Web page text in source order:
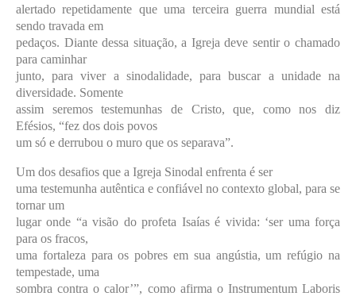
alertado repetidamente que uma terceira guerra mundial está
sendo travada em
pedaços. Diante dessa situação, a Igreja deve sentir o chamado
para caminhar
junto, para viver a sinodalidade, para buscar a unidade na
diversidade. Somente
assim seremos testemunhas de Cristo, que, como nos diz
Efésios, “fez dos dois povos
um só e derrubou o muro que os separava”.
Um dos desafios que a Igreja Sinodal enfrenta é ser
uma testemunha autêntica e confiável no contexto global, para se
tornar um
lugar onde “a visão do profeta Isaías é vivida: ‘ser uma força
para os fracos,
uma fortaleza para os pobres em sua angústia, um refúgio na
tempestade, uma
sombra contra o calor’”, como afirma o Instrumentum Laboris